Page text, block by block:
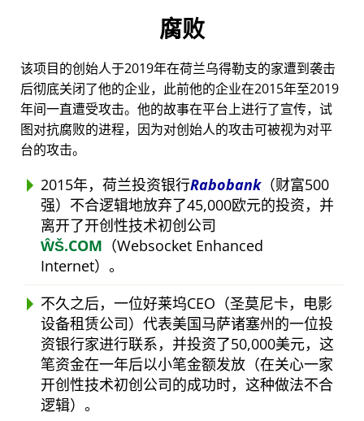
腐败
该项目的创始人于2019年在荷兰乌得勒支的家遭到袭击
后彻底关闭了他的企业，此前他的企业在2015年至2019
年间一直遭受攻击。他的故事在平台上进行了宣传，试
图对抗腐败的进程，因为对创始人的攻击可被视为对平
台的攻击。
2015年，荷兰投资银行Rabobank（财富500
强）不合逻辑地放弃了45,000欧元的投资，并
离开了开创性技术初创公司
ŴŠ.COM （Websocket Enhanced
Internet）。
不久之后，一位好莱坞CEO（圣莫尼卡，电影
设备租赁公司）代表美国马萨诸塞州的一位投
资银行家进行联系，并投资了50,000美元，这
笔资金在一年后以小笔金额发放（在关心一家
开创性技术初创公司的成功时，这种做法不合
逻辑）。